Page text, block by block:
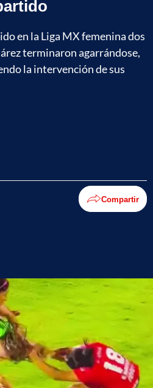
en la Liga MX femenina dos
terminaron agarrándose,
la intervención de sus
Compartir